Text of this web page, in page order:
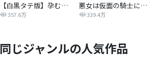
【白黒タテ版】孕むまで乱れいけ～身代わり花嫁と軍服の猛愛
357.6万
悪女は仮面の騎士に騙されない
339.4万
同じジャンルの人気作品